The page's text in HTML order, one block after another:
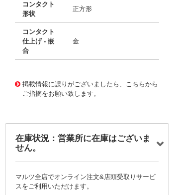
コンタクト
形状
正方形
コンタクト
仕上げ - 嵌
合
金
掲載情報に誤りがございましたら、こちらから
ご指摘をお願い致します。
在庫状況：営業所に在庫はございま
せん。
マルツ全店でオンライン注文&店頭受取りサービ
スをご利用いただけます。